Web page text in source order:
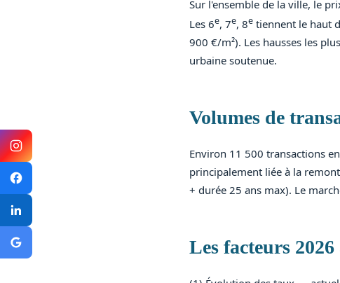
Sur l'ensemble de la ville, le
Les 6e, 7e, 8e tiennent le haut
900 €/m²). Les hausses les
urbaine soutenue.
Volumes de
Environ 11 500 transactions
principalement liée à la
+ durée 25 ans max). Le
Les facteurs